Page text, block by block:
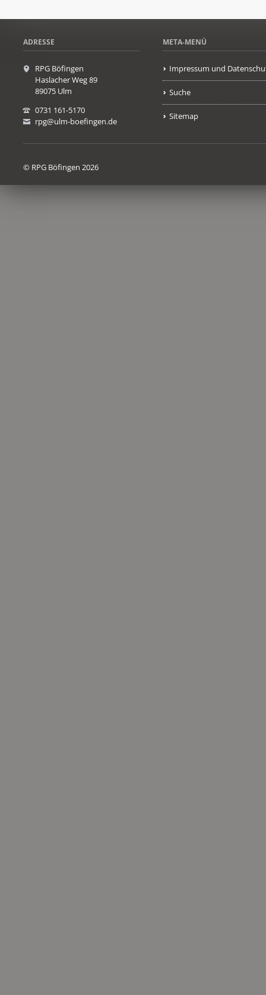
ADRESSE
RPG Böfingen
Haslacher Weg 89
89075 Ulm
0731 161-5170
rpg@ulm-boefingen.de
META-MENÜ
Impressum und
Suche
Sitemap
© RPG Böfingen 2026